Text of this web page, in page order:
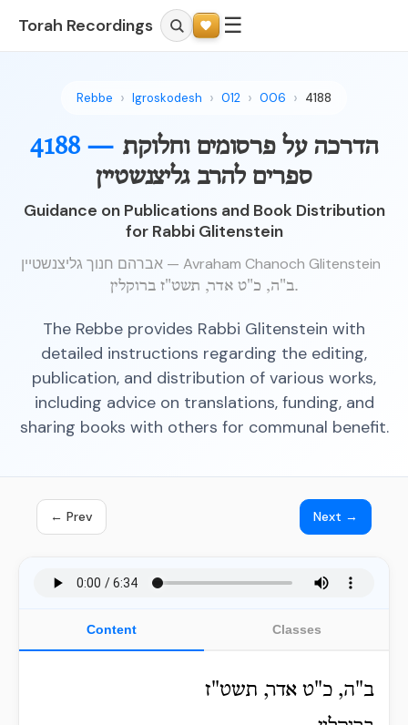
Torah Recordings ☰
Rebbe Igroskodesh 012 006 4188
4188 — הדרכה על פרסומים וחלוקת
ספרים להרב גליצנשטיין
Guidance on Publications and Book Distribution
for Rabbi Glitenstein
אברהם חנוך גליצנשטיין — Avraham Chanoch Glitenstein
ב"ה, כ"ט אדר, תשט"ז ברוקלין.
The Rebbe provides Rabbi Glitenstein with
detailed instructions regarding the editing,
publication, and distribution of various works,
including advice on translations, funding, and
sharing books with others for communal benefit.
← Prev Next →
Content Classes
ב"ה, כ"ט אדר, תשט"ז